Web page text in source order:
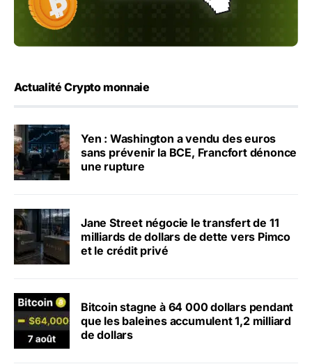
Actualité Crypto monnaie
Yen : Washington a vendu des euros
sans prévenir la BCE, Francfort dénonce
une rupture
Jane Street négocie le transfert de 11
milliards de dollars de dette vers Pimco
et le crédit privé
Bitcoin stagne à 64 000 dollars pendant
que les baleines accumulent 1,2 milliard
de dollars